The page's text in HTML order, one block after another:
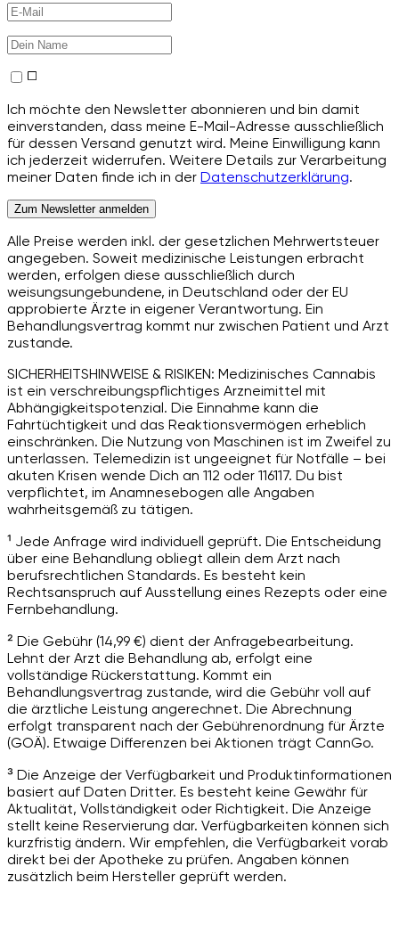
Ich möchte den Newsletter abonnieren und bin damit
einverstanden, dass meine E-Mail-Adresse ausschließlich
für dessen Versand genutzt wird. Meine Einwilligung kann
ich jederzeit widerrufen. Weitere Details zur Verarbeitung
meiner Daten finde ich in der Datenschutzerklärung.
Zum Newsletter anmelden
Alle Preise werden inkl. der gesetzlichen Mehrwertsteuer
angegeben. Soweit medizinische Leistungen erbracht
werden, erfolgen diese ausschließlich durch
weisungsungebundene, in Deutschland oder der EU
approbierte Ärzte in eigener Verantwortung. Ein
Behandlungsvertrag kommt nur zwischen Patient und Arzt
zustande.
SICHERHEITSHINWEISE & RISIKEN: Medizinisches Cannabis
ist ein verschreibungspflichtiges Arzneimittel mit
Abhängigkeitspotenzial. Die Einnahme kann die
Fahrtüchtigkeit und das Reaktionsvermögen erheblich
einschränken. Die Nutzung von Maschinen ist im Zweifel zu
unterlassen. Telemedizin ist ungeeignet für Notfälle – bei
akuten Krisen wende Dich an 112 oder 116117. Du bist
verpflichtet, im Anamnesebogen alle Angaben
wahrheitsgemäß zu tätigen.
¹ Jede Anfrage wird individuell geprüft. Die Entscheidung
über eine Behandlung obliegt allein dem Arzt nach
berufsrechtlichen Standards. Es besteht kein
Rechtsanspruch auf Ausstellung eines Rezepts oder eine
Fernbehandlung.
² Die Gebühr (14,99 €) dient der Anfragebearbeitung.
Lehnt der Arzt die Behandlung ab, erfolgt eine
vollständige Rückerstattung. Kommt ein
Behandlungsvertrag zustande, wird die Gebühr voll auf
die ärztliche Leistung angerechnet. Die Abrechnung
erfolgt transparent nach der Gebührenordnung für Ärzte
(GOÄ). Etwaige Differenzen bei Aktionen trägt CannGo.
³ Die Anzeige der Verfügbarkeit und Produktinformationen
basiert auf Daten Dritter. Es besteht keine Gewähr für
Aktualität, Vollständigkeit oder Richtigkeit. Die Anzeige
stellt keine Reservierung dar. Verfügbarkeiten können sich
kurzfristig ändern. Wir empfehlen, die Verfügbarkeit vorab
direkt bei der Apotheke zu prüfen. Angaben können
zusätzlich beim Hersteller geprüft werden.